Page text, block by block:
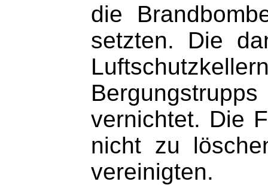
die
setzten. Die
vernichtet. Die
nicht zu
vereinigten.